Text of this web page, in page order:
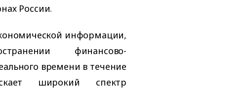
России.
информации,
финансово-
времени в течение
широкий спектр